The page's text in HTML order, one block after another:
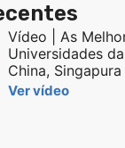
Vídeo | As
Universidades
China,
Ver vídeo